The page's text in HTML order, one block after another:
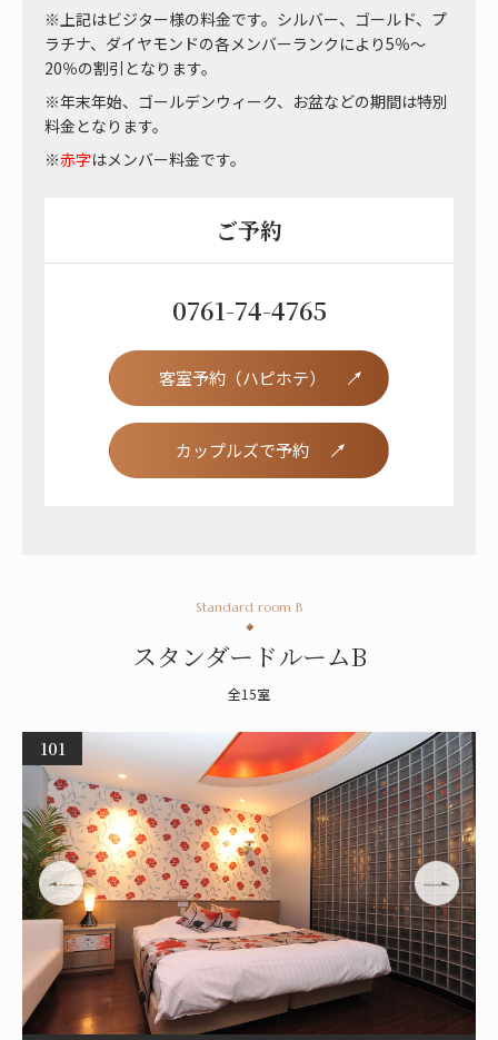
※上記はビジター様の料金です。シルバー、ゴールド、プ
ラチナ、ダイヤモンドの各メンバーランクにより5％～
20％の割引となります。
※年末年始、ゴールデンウィーク、お盆などの期間は特別
料金となります。
※赤字はメンバー料金です。
ご予約
0761-74-4765
客室予約（ハピホテ）
カップルズで予約
Standard room B
スタンダードルームB
全15室
101